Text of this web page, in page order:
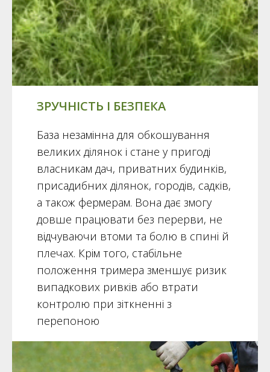
ЗРУЧНІСТЬ І БЕЗПЕКА
База незамінна для обкошування
великих ділянок і стане у пригоді
власникам дач, приватних будинків,
присадибних ділянок, городів, садків,
а також фермерам. Вона дає змогу
довше працювати без перерви, не
відчуваючи втоми та болю в спині й
плечах. Крім того, стабільне
положення тримера зменшує ризик
випадкових ривків або втрати
контролю при зіткненні з
перепоною